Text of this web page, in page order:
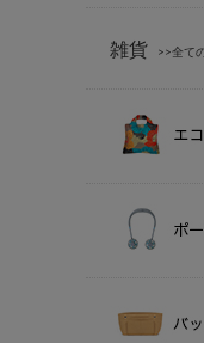
雑貨 >>全て